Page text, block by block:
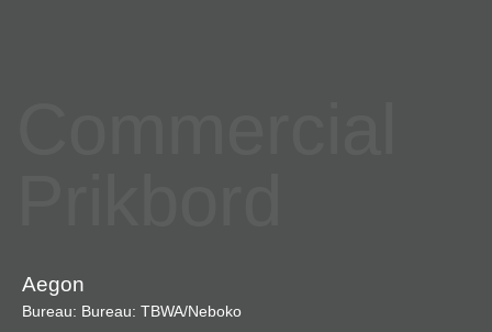
Aegon
Bureau: Bureau: TBWA/Neboko